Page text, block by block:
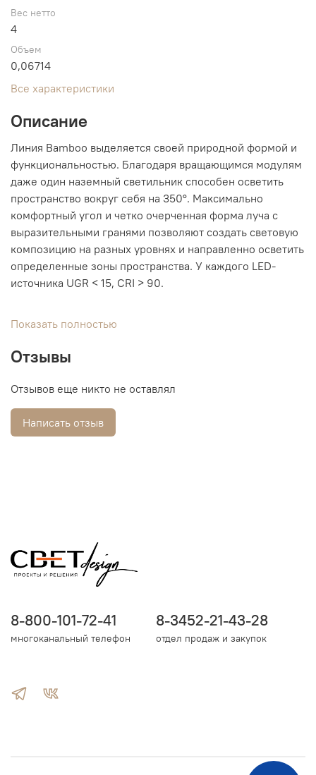
Вес нетто
4
Объем
0,06714
Все характеристики
Описание
Линия Bamboo выделяется своей природной формой и
функциональностью. Благодаря вращающимся модулям
даже один наземный светильник способен осветить
пространство вокруг себя на 350°. Максимально
комфортный угол и четко очерченная форма луча с
выразительными гранями позволяют создать световую
композицию на разных уровнях и направленно осветить
определенные зоны пространства. У каждого LED-
источника UGR < 15, CRI > 90.
Показать полностью
Отзывы
Отзывов еще никто не оставлял
Написать отзыв
8-800-101-72-41
многоканальный телефон
8-3452-21-43-28
отдел продаж и закупок